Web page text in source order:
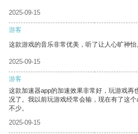
2025-09-15
游客
这款游戏的音乐非常优美，听了让人心旷神怡
2025-09-15
游客
这款加速器app的加速效果非常好，玩游戏再
况了。我以前玩游戏经常会输，现在有了这
不少。
2025-09-15